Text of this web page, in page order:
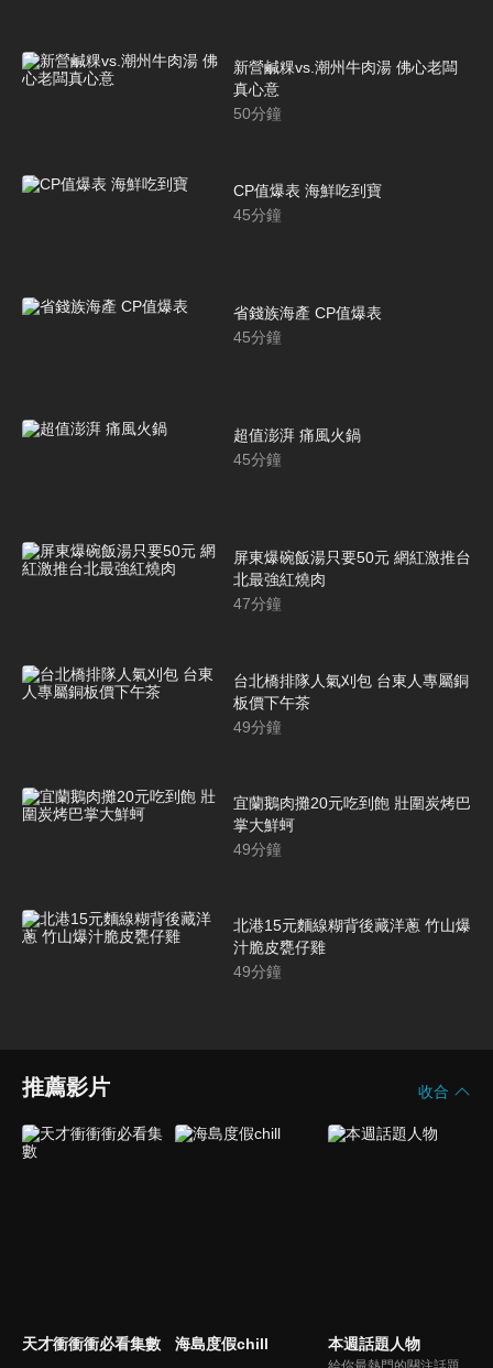
新營鹹粿vs.潮州牛肉湯 佛心老闆
真心意
50分鐘
CP值爆表 海鮮吃到寶
45分鐘
省錢族海產 CP值爆表
45分鐘
超值澎湃 痛風火鍋
45分鐘
屏東爆碗飯湯只要50元 網紅激推台
北最強紅燒肉
47分鐘
台北橋排隊人氣刈包 台東人專屬銅
板價下午茶
49分鐘
宜蘭鵝肉攤20元吃到飽 壯圍炭烤巴
掌大鮮蚵
49分鐘
北港15元麵線糊背後藏洋蔥 竹山爆
汁脆皮甕仔雞
49分鐘
推薦影片 收合
天才衝衝衝必看集數 海島度假chill 本週話題人物